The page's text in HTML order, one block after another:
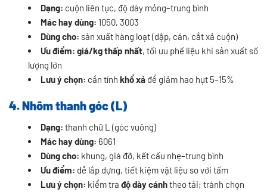
Dạng: cuộn liên tục, độ dày mỏng–trung bình
Mác hay dùng: 1050, 3003
Dùng cho: sản xuất hàng loạt (dập, cán, cắt xả cuộn)
Ưu điểm: giá/kg thấp nhất, tối ưu phế liệu khi sản xuất số
lượng lớn
Lưu ý chọn: cần tính khổ xả để giảm hao hụt 5–15%
4. Nhôm thanh góc (L)
Dạng: thanh chữ L (góc vuông)
Mác hay dùng: 6061
Dùng cho: khung, giá đỡ, kết cấu nhẹ–trung bình
Ưu điểm: dễ lắp dựng, tiết kiệm vật liệu so với tấm
Lưu ý chọn: kiểm tra độ dày cánhtheo tải; tránh chọn